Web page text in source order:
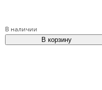
В наличии